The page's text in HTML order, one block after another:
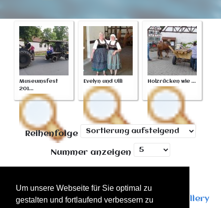
Um unsere Webseite für Sie optimal zu
gestalten und fortlaufend verbessern zu
Museumsfest
201...
Evelyn und Ulli Holzrücken wie ...
Reihenfolge
Nummer anzeigen
Powered byPhoca Gallery